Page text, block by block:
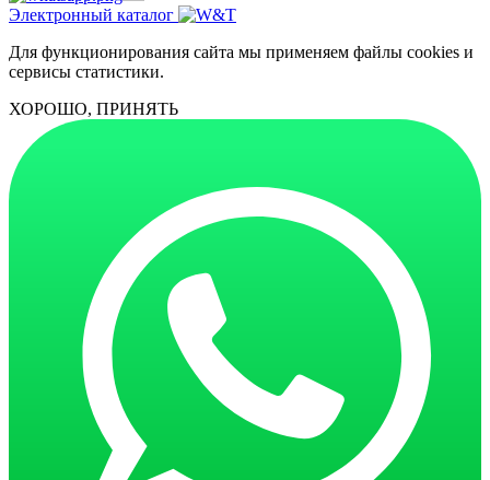
Электронный каталог
Для функционирования сайта мы применяем файлы cookies и
сервисы статистики.
ХОРОШО, ПРИНЯТЬ